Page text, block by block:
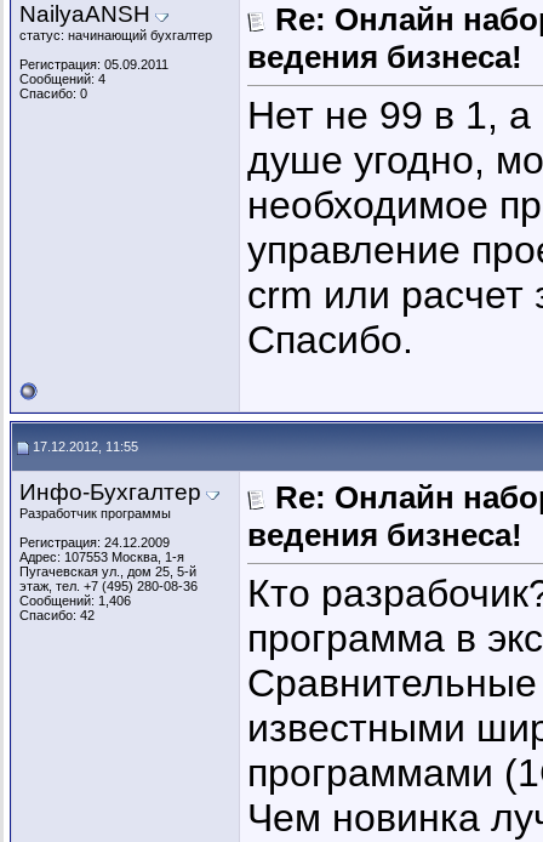
NailyaANSH
статус: начинающий бухгалтер
Регистрация: 05.09.2011
Сообщений: 4
Спасибо: 0
Re: Онлайн
ведения бизнеса!
Нет не 99 в 1,
душе угодно,
необходимое
управление
crm или расчет
Спасибо.
17.12.2012, 11:55
Инфо-Бухгалтер
Разработчик программы
Регистрация: 24.12.2009
Адрес: 107553 Москва, 1-я
Пугачевская ул., дом 25, 5-й
этаж, тел. +7 (495) 280-08-36
Сообщений: 1,406
Спасибо: 42
Re: Онлайн
ведения бизнеса!
Кто
программа в
Сравнительные
известными
программами
Чем новинка